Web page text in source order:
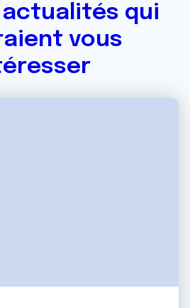
actualités qui
vous